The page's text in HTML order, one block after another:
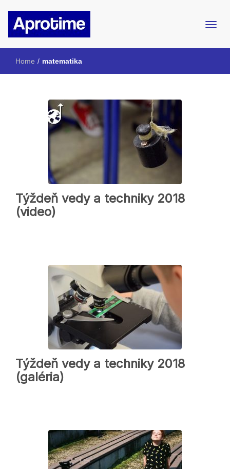
Aprotime
Internetový magazín ŠpMNDaG
Home / matematika
Týždeň vedy a techniky 2018
(video)
Týždeň vedy a techniky 2018
(galéria)